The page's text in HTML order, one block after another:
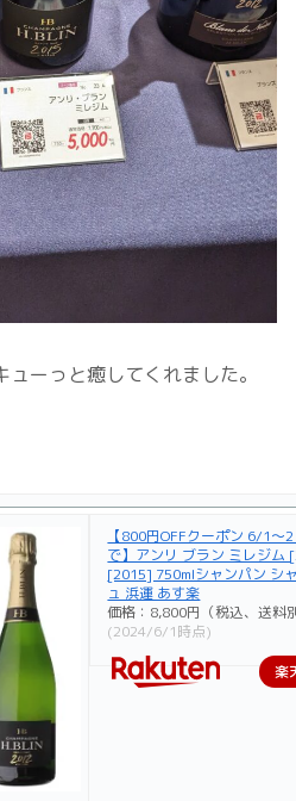
ーっと癒してくれました。
【800円OFFクーポン 6/1
で】アンリ ブラン ミレジム
[2015] 750mlシャンパン シ
ュ 浜運 あす楽
価格：8,800円（税込、送料
(2024/6/1時点)
楽